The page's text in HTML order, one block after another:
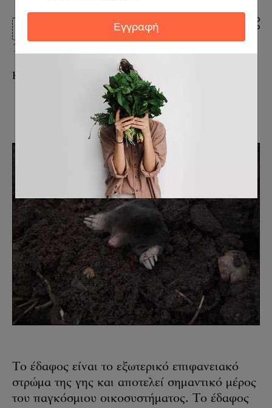
Περιβάλλον + Βιωσιμότητα
13/06/2023
Κείμενο από: Θεόδωρος Λιανός
Αναστασία Ψειρίδου MPhil PhD
Το έδαφος είναι το εξωτερικό επιφανειακό
στρώμα της γης και αποτελεί σημαντικό μέρος
του παγκόσμιου οικοσυστήματος. Το έδαφος
Εγγραφή